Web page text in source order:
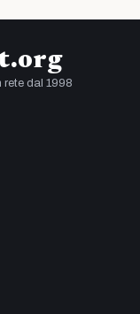
rete dal 1998